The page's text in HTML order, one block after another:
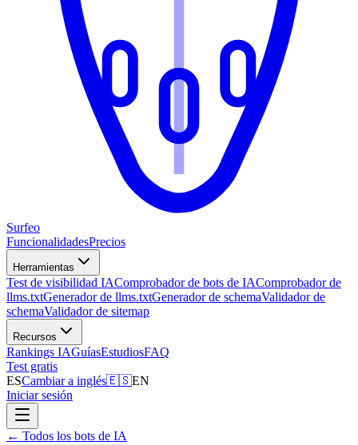
Surfeo
FuncionalidadesPrecios
Herramientas
Test de visibilidad IAComprobador de bots de IAComprobador de
llms.txtGenerador de llms.txtGenerador de schemaValidador de
schemaValidador de sitemap
Recursos
Rankings IAGuíasEstudiosFAQ
Test gratis
ESCambiar a inglés🇪🇸EN
Iniciar sesión
← Todos los bots de IA